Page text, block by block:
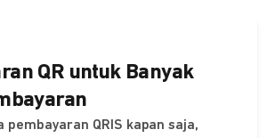
QR untuk Banyak
pembayaran QRIS kapan saja,